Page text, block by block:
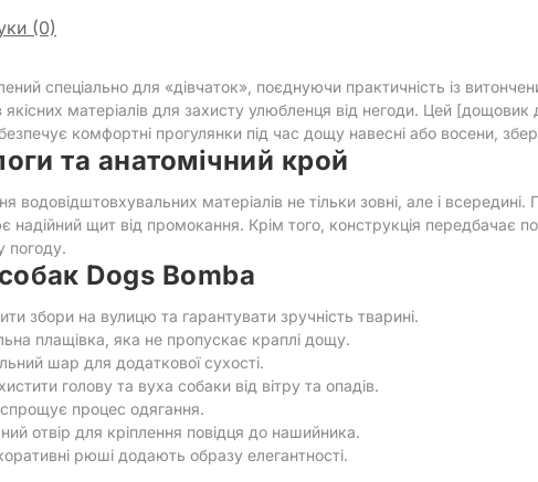
(0)
спеціально для «дівчаток», поєднуючи практичність із
матеріалів для захисту улюбленця від негоди. Цей [дощовик
комфортні прогулянки під час дощу навесні або восени,
та анатомічний крой
водовідштовхувальних матеріалів не тільки зовні, але і
щит від промокання. Крім того, конструкція передбачає
погоду.
Dogs Bomba
збори на вулицю та гарантувати зручність тварині.
плащівка, яка не пропускає краплі дощу.
шар для додаткової сухості.
голову та вуха собаки від вітру та опадів.
процес одягання.
отвір для кріплення повідця до нашийника.
рюші додають образу елегантності.